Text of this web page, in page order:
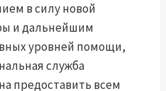
в силу новой
и дальнейшим
уровней помощи,
служба
предоставить всем